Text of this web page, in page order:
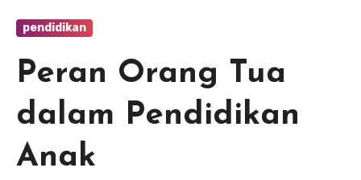
pendidikan
Peran Orang Tua
dalam Pendidikan
Anak